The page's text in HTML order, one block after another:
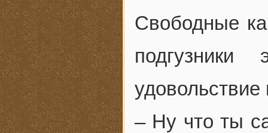
Свободные
удовольствие
– Ну что ты